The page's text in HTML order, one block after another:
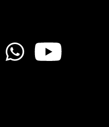
WhatsappYoutube